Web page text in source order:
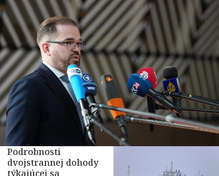
Podrobnosti
dvojstrannej dohody
týkajúcej sa